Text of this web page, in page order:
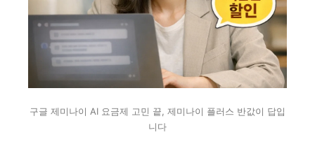
구글 제미나이 AI 요금제 고민 끝, 제미나이 플러스 반값이 답입
니다